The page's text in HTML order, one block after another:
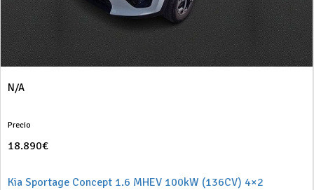
N/A
Precio
18.890€
Kia Sportage Concept 1.6 MHEV 100kW (136CV) 4×2